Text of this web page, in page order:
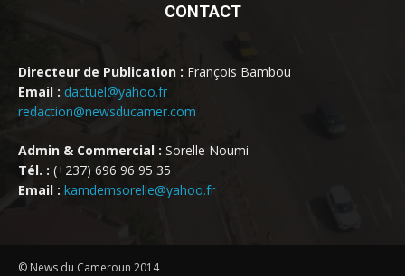
CONTACT
Directeur de Publication : François Bambou
Email : dactuel@yahoo.fr
redaction@newsducamer.com
Admin & Commercial : Sorelle Noumi
Tél. : (+237) 696 96 95 35
Email : kamdemsorelle@yahoo.fr
© News du Cameroun 2014